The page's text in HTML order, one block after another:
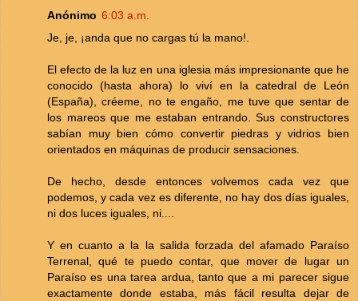
Anónimo 6:03 a.m.
Je, je, ¡anda que no cargas tú la mano!.
El efecto de la luz en una iglesia más impresionante que he
conocido (hasta ahora) lo viví en la catedral de León
(España), créeme, no te engaño, me tuve que sentar de
los mareos que me estaban entrando. Sus constructores
sabían muy bien cómo convertir piedras y vidrios bien
orientados en máquinas de producir sensaciones.
De hecho, desde entonces volvemos cada vez que
podemos, y cada vez es diferente, no hay dos días iguales,
ni dos luces iguales, ni....
Y en cuanto a la la salida forzada del afamado Paraíso
Terrenal, qué te puedo contar, que mover de lugar un
Paraíso es una tarea ardua, tanto que a mi parecer sigue
exactamente donde estaba, más fácil resulta dejar de